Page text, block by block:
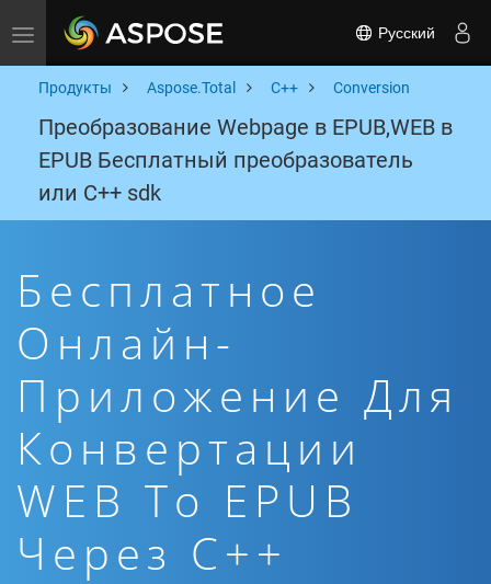
Toggle navigation Русский
Продукты Aspose.Total C++ Conversion
Преобразование Webpage в EPUB,WEB в
EPUB Бесплатный преобразователь
или C++ sdk
Бесплатное
Онлайн-
Приложение Для
Конвертации
WEB To EPUB
Через C++